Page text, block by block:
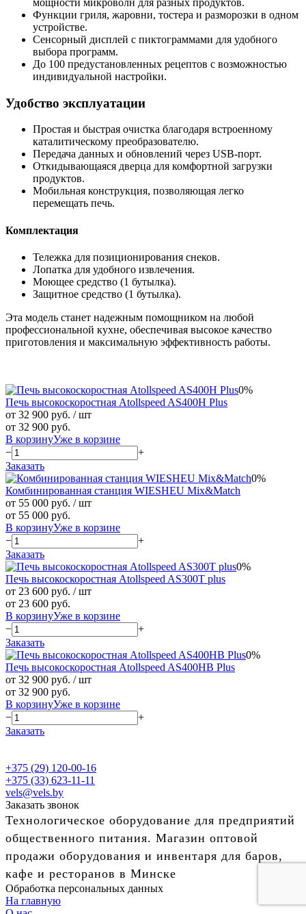
мощности микроволн для разных продуктов.
Функции гриля, жаровни, тостера и разморозки в одном
устройстве.
Сенсорный дисплей с пиктограммами для удобного
выбора программ.
До 100 предустановленных рецептов с возможностью
индивидуальной настройки.
Удобство эксплуатации
Простая и быстрая очистка благодаря встроенному
каталитическому преобразователю.
Передача данных и обновлений через USB-порт.
Откидывающаяся дверца для комфортной загрузки
продуктов.
Мобильная конструкция, позволяющая легко
перемещать печь.
Комплектация
Тележка для позиционирования снеков.
Лопатка для удобного извлечения.
Моющее средство (1 бутылка).
Защитное средство (1 бутылка).
Эта модель станет надежным помощником на любой
профессиональной кухне, обеспечивая высокое качество
приготовления и максимальную эффективность работы.
0%
Печь высокоскоростная Atollspeed AS400H Plus
от 32 900 руб. / шт
от 32 900 руб.
В корзинуУже в корзине
−
+
Заказать
0%
Комбинированная станция WIESHEU Mix&Match
от 55 000 руб. / шт
от 55 000 руб.
В корзинуУже в корзине
−
+
Заказать
0%
Печь высокоскоростная Atollspeed AS300T plus
от 23 600 руб. / шт
от 23 600 руб.
В корзинуУже в корзине
−
+
Заказать
0%
Печь высокоскоростная Atollspeed AS400HB Plus
от 32 900 руб. / шт
от 32 900 руб.
В корзинуУже в корзине
−
+
Заказать
+375 (29) 120-00-16
+375 (33) 623-11-11
vels@vels.by
Заказать звонок
Технологическое оборудование для предприятий
общественного питания. Магазин оптовой
продажи оборудования и инвентаря для баров,
кафе и ресторанов в Минске
Обработка персональных данных
На главную